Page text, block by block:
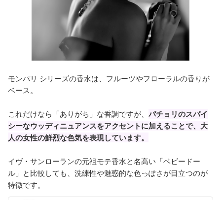
モンパリ シリーズの香水は、フルーツやフローラルの香りが
ベース。
これだけなら「ありがち」な香調ですが、 パチョリのスパイ
シーなウッディニュアンスをアクセントに加えることで、大
人の女性の鮮烈な色気を表現しています。
イヴ・サンローランの元祖モテ香水と名高い「ベビードー
ル」と比較しても、洗練性や魅惑的な色っぽさが目立つのが
特徴です。